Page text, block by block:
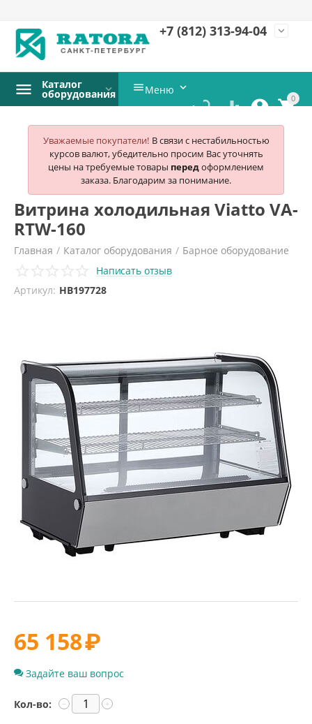
+7 (812) 313-94-04 expand_more
0


 
Каталог
оборудования Меню 
Уважаемые покупатели! В связи с нестабильностью
курсов валют, убедительно просим Вас уточнять
цены на требуемые товары передоформлением
заказа. Благодарим за понимание.
Витрина холодильная Viatto VA-
RTW-160
Главная / Каталог оборудования / Барное оборудование
Витрины барные / Viatto /
Написать отзыв
Артикул: HB197728
65 158₽
Задайте ваш вопрос
Кол-во: +
−